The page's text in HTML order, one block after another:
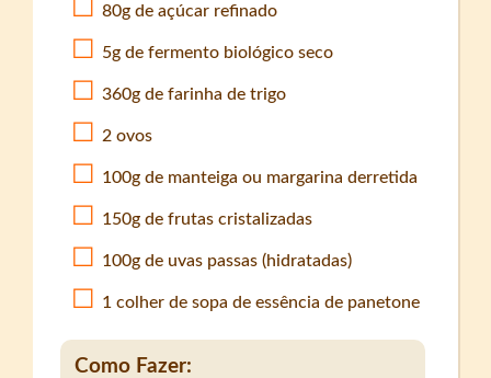
80g de açúcar refinado
5g de fermento biológico seco
360g de farinha de trigo
2 ovos
100g de manteiga ou margarina derretida
150g de frutas cristalizadas
100g de uvas passas (hidratadas)
1 colher de sopa de essência de panetone
Como Fazer: